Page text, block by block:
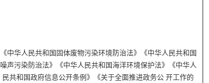
《中华人民共和国固体废物污染环境防治法》《中华人民共和国
噪声污染防治法》《中华人民共和国海洋环境保护法》《中华人
民共和国政府信息公开条例》《关于全面推进政务公 开工作的